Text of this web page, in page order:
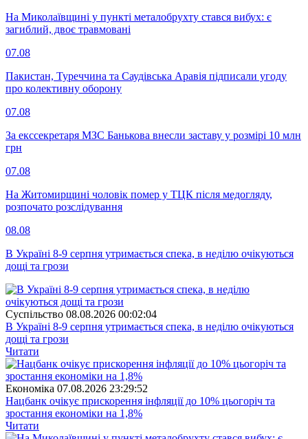
На Миколаївщині у пункті металобрухту стався вибух: є
загиблий, двоє травмовані
07.08
Пакистан, Туреччина та Саудівська Аравія підписали угоду
про колективну оборону
07.08
За екссекретаря МЗС Банькова внесли заставу у розмірі 10 млн
грн
07.08
На Житомирщині чоловік помер у ТЦК після медогляду,
розпочато розслідування
08.08
В Україні 8-9 серпня утримається спека, в неділю очікуються
дощі та грози
Суспiльство 08.08.2026 00:02:04
В Україні 8-9 серпня утримається спека, в неділю очікуються
дощі та грози
Читати
Економіка 07.08.2026 23:29:52
Нацбанк очікує прискорення інфляції до 10% цьогоріч та
зростання економіки на 1,8%
Читати